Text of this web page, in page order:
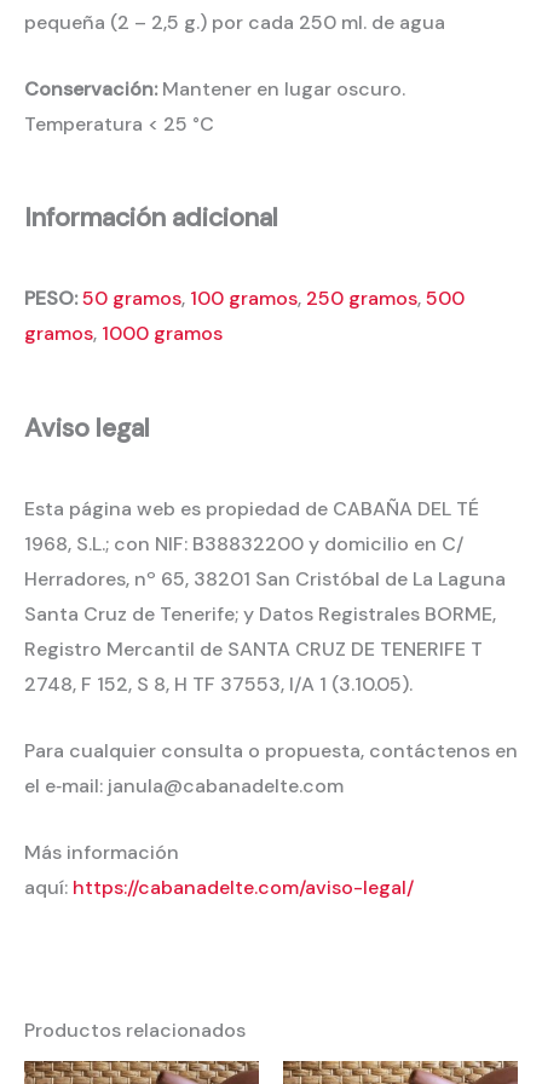
pequeña (2 – 2,5 g.) por cada 250 ml. de agua
Conservación:Mantener en lugar oscuro.
Temperatura < 25 °C
Información adicional
PESO:50 gramos, 100 gramos, 250 gramos,500
gramos, 1000 gramos
Aviso legal
Esta página web es propiedad de CABAÑA DEL TÉ
1968, S.L.; con NIF: B38832200 y domicilio en C/
Herradores, nº 65, 38201 San Cristóbal de La Laguna
Santa Cruz de Tenerife; y Datos Registrales BORME,
Registro Mercantil de SANTA CRUZ DE TENERIFE T
2748, F 152, S 8, H TF 37553, I/A 1 (3.10.05).
Para cualquier consulta o propuesta, contáctenos en
el e‐mail: janula@cabanadelte.com
Más información
aquí: https://cabanadelte.com/aviso-legal/
Productos relacionados
Rango
Rango